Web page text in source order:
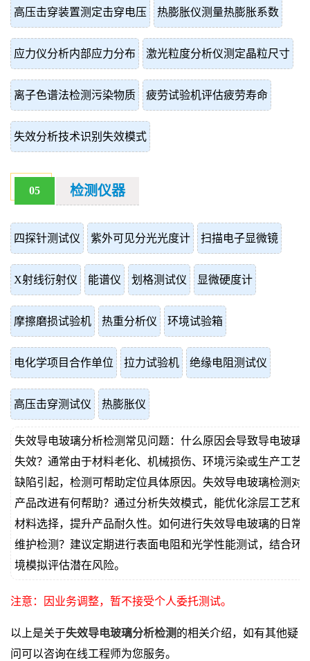
高压击穿装置测定击穿电压 热膨胀仪测量热膨胀系数
应力仪分析内部应力分布 激光粒度分析仪测定晶粒尺寸
离子色谱法检测污染物质 疲劳试验机评估疲劳寿命
失效分析技术识别失效模式
05 检测仪器
四探针测试仪 紫外可见分光光度计 扫描电子显微镜
X射线衍射仪 能谱仪 划格测试仪 显微硬度计
摩擦磨损试验机 热重分析仪 环境试验箱
电化学项目合作单位 拉力试验机 绝缘电阻测试仪
高压击穿测试仪 热膨胀仪
失效导电玻璃分析检测常见问题：什么原因会导致导电玻璃
失效？通常由于材料老化、机械损伤、环境污染或生产工艺
缺陷引起，检测可帮助定位具体原因。失效导电玻璃检测对
产品改进有何帮助？通过分析失效模式，能优化涂层工艺和
材料选择，提升产品耐久性。如何进行失效导电玻璃的日常
维护检测？建议定期进行表面电阻和光学性能测试，结合环
境模拟评估潜在风险。
注意：因业务调整，暂不接受个人委托测试。
以上是关于失效导电玻璃分析检测 的相关介绍，如有其他疑
问可以咨询在线工程师为您服务。